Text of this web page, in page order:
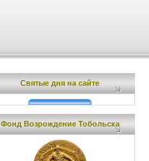
Святые дня на сайте
Фонд Возрождение Тобольска